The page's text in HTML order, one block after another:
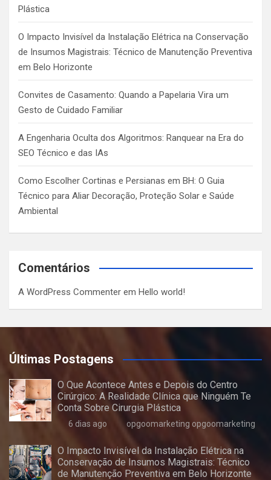
Plástica
O Impacto Invisível da Instalação Elétrica na Conservação
de Insumos Magistrais: Técnico de Manutenção Preventiva
em Belo Horizonte
Convites de Casamento: Quando a Papelaria Vira um
Gesto de Cuidado Familiar
A Engenharia Oculta dos Algoritmos: Ranquear na Era do
SEO Técnico e das IAs
Como Escolher Cortinas e Persianas em BH: O Guia
Técnico para Aliar Decoração, Proteção Solar e Saúde
Ambiental
Comentários
A WordPress Commenter em Hello world!
Últimas Postagens
O Que Acontece Antes e Depois do Centro
Cirúrgico: A Realidade Clínica que Ninguém Te
Conta Sobre Cirurgia Plástica
6 dias ago opgoomarketing opgoomarketing
O Impacto Invisível da Instalação Elétrica na
Conservação de Insumos Magistrais: Técnico
de Manutenção Preventiva em Belo Horizonte